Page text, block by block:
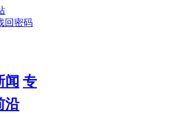
回密码
闻 专
沿